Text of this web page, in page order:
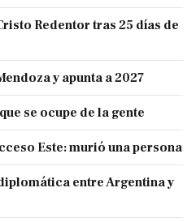
Redentor tras 25 días de
y apunta a 2027
se ocupe de la gente
Este: murió una persona
entre Argentina y